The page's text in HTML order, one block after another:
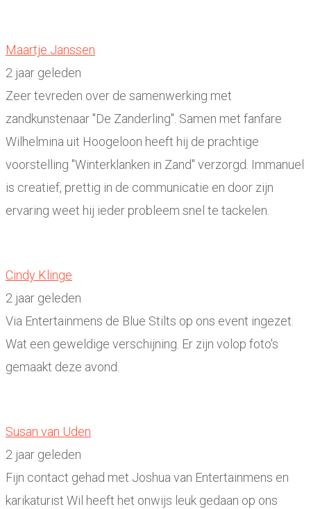
Maartje Janssen
2 jaar geleden
Zeer tevreden over de samenwerking met
zandkunstenaar "De Zanderling". Samen met fanfare
Wilhelmina uit Hoogeloon heeft hij de prachtige
voorstelling "Winterklanken in Zand" verzorgd. Immanuel
is creatief, prettig in de communicatie en door zijn
ervaring weet hij ieder probleem snel te tackelen.
Cindy Klinge
2 jaar geleden
Via Entertainmens de Blue Stilts op ons event ingezet.
Wat een geweldige verschijning. Er zijn volop foto's
gemaakt deze avond.
Susan van Uden
2 jaar geleden
Fijn contact gehad met Joshua van Entertainmens en
karikaturist Wil heeft het onwijs leuk gedaan op ons